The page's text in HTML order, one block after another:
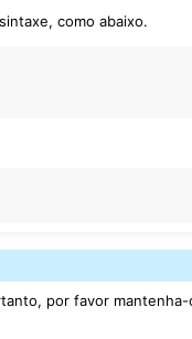
como abaixo.
por favor